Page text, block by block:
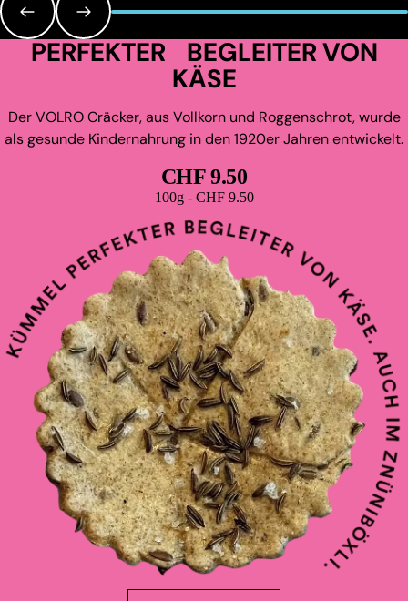
PERFEKTER BEGLEITER VON
KÄSE
Der VOLRO Cräcker, aus Vollkorn und Roggenschrot, wurde
als gesunde Kindernahrung in den 1920er Jahren entwickelt.
CHF 9.50
Grundpreis
100g - CHF 9.50